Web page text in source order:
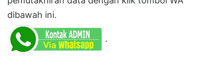
dibawah ini.
.